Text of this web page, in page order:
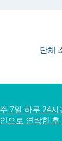
단체
주 7일 하루 24시
인으로 연락한 후